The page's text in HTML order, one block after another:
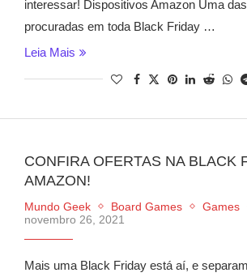
interessar! Dispositivos Amazon Uma
procuradas em toda Black Friday …
Leia Mais
CONFIRA OFERTAS NA BLACK
AMAZON!
Mundo Geek Board Games Games
novembro 26, 2021
Mais uma Black Friday está aí, e